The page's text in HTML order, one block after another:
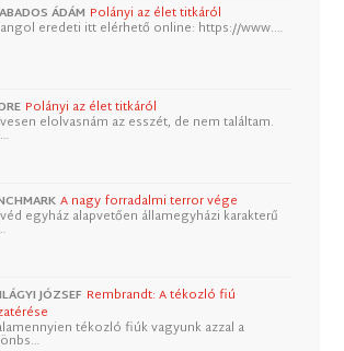
ÁDÁM Polányi az élet titkáról
eredeti itt elérhető online: https://www.…
Polányi az élet titkáról
elolvasnám az esszét, de nem találtam.
A nagy forradalmi terror vége
egyház alapvetően államegyházi karakterű
JÓZSEF Rembrandt: A tékozló fiú
tékozló fiúk vagyunk azzal a